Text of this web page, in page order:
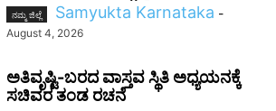
ನಮ್ಮ ಜಿಲ್ಲೆ Samyukta Karnataka -
August 4, 2026
ಅತಿವೃಷ್ಟಿ-ಬರದ ವಾಸ್ತವ ಸ್ಥಿತಿ ಅಧ್ಯಯನಕ್ಕೆ
ಸಚಿವರ ತಂಡ ರಚನೆ